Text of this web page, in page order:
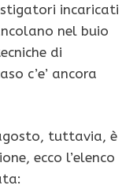
incaricati
nel buio
di
c’e’ ancora
tuttavia, è
ecco l’elenco